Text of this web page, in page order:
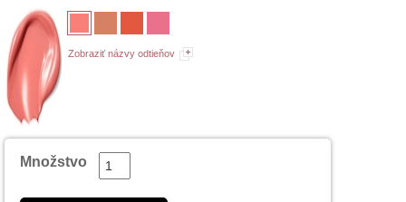
Zobraziť názvy odtieňov
Množstvo